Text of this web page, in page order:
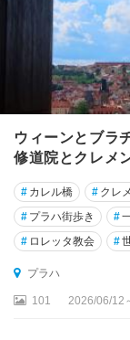
オ
ロ
ウ
ツ
カ
ル
ロ
ウィーンとブラ
修道院とクレメ
# カレル橋 # クレ
# プラハ街歩き #
# ロレッタ教会 #
プラハ
101 2026/06/12